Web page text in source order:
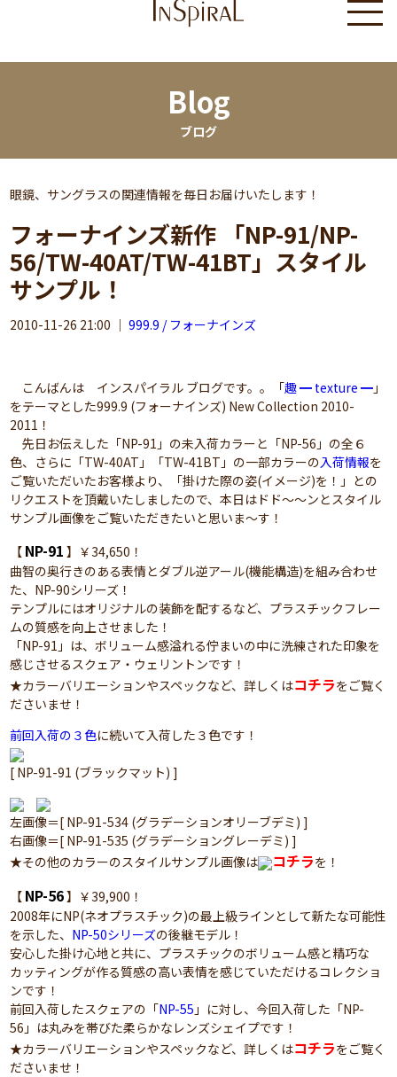
Blog
ブログ
眼鏡、サングラスの関連情報を毎日お届けいたします！
フォーナインズ新作 「NP-91/NP-
56/TW-40AT/TW-41BT」スタイル
サンプル！
2010-11-26 21:00 ｜999.9 / フォーナインズ
こんばんは インスパイラル ブログです。。「趣 ━ texture ━ 」
をテーマとした999.9 (フォーナインズ) New Collection 2010-
2011！
先日お伝えした「NP-91」の未入荷カラーと「NP-56」の全６
色、さらに「TW-40AT」「TW-41BT」の一部カラーの入荷情報を
ご覧いただいたお客様より、「掛けた際の姿(イメージ)を！」との
リクエストを頂戴いたしましたので、本日はドド～～ンとスタイル
サンプル画像をご覧いただきたいと思いま～す！
【 NP-91 】￥34,650！
曲智の奥行きのある表情とダブル逆アール(機能構造)を組み合わせ
た、NP-90シリーズ！
テンプルにはオリジナルの装飾を配するなど、プラスチックフレー
ムの質感を向上させました！
「NP-91」は、ボリューム感溢れる佇まいの中に洗練された印象を
感じさせるスクェア・ウェリントンです！
★カラーバリエーションやスペックなど、詳しくはコチラをご覧く
ださいませ！
前回入荷の３色に続いて入荷した３色です！
[ NP-91-91 (ブラックマット) ]
左画像＝[ NP-91-534 (グラデーションオリーブデミ) ]
右画像＝[ NP-91-535 (グラデーショングレーデミ) ]
★その他のカラーのスタイルサンプル画像は
コチラを！
【 NP-56】￥39,900！
2008年にNP(ネオプラスチック)の最上級ラインとして新たな可能性
を示した、 NP-50シリーズの後継モデル！
安心した掛け心地と共に、プラスチックのボリューム感と精巧な
カッティングが作る質感の高い表情を感じていただけるコレクショ
ンです！
前回入荷したスクェアの「NP-55 」に対し、今回入荷した「NP-
56」は丸みを帯びた柔らかなレンズシェイプです！
★カラーバリエーションやスペックなど、詳しくはコチラをご覧く
ださいませ！